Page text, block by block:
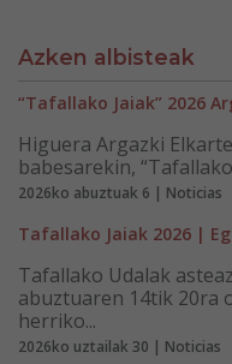
Azken albisteak
“Tafallako Jaiak” 2026
Higuera Argazki
babesarekin,
2026ko abuztuak 6 | Noticias
Tafallako Jaiak 2026 |
Tafallako Udalak
abuztuaren 14tik 20ra
herriko...
2026ko uztailak 30 | Noticias